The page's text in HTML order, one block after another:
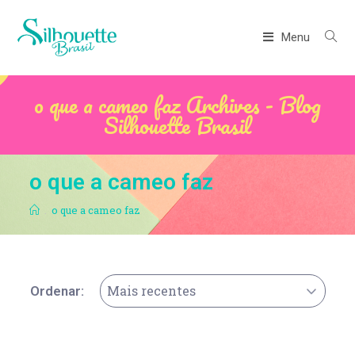
Menu
o que a cameo faz Archives - Blog
Silhouette Brasil
o que a cameo faz
. o que a cameo faz
Ordenar: Mais recentes